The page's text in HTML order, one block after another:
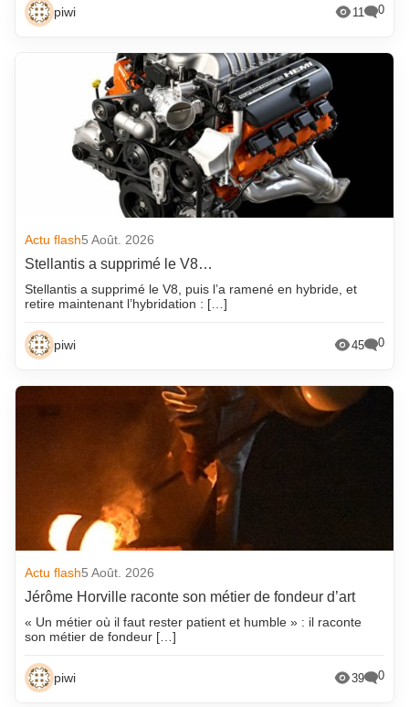
piwi 11 0
Actu flash5 Août. 2026
Stellantis a supprimé le V8…
Stellantis a supprimé le V8, puis l’a ramené en hybride, et
retire maintenant l’hybridation : […]
piwi 45 0
Actu flash5 Août. 2026
Jérôme Horville raconte son métier de fondeur d’art
« Un métier où il faut rester patient et humble » : il raconte
son métier de fondeur […]
piwi 39 0